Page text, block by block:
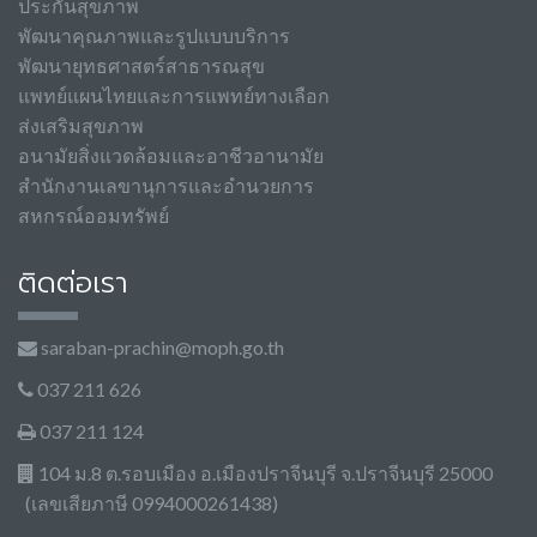
ประกันสุขภาพ
พัฒนาคุณภาพและรูปแบบบริการ
พัฒนายุทธศาสตร์สาธารณสุข
แพทย์แผนไทยและการแพทย์ทางเลือก
ส่งเสริมสุขภาพ
อนามัยสิ่งแวดล้อมและอาชีวอานามัย
สำนักงานเลขานุการและอำนวยการ
สหกรณ์ออมทรัพย์
ติดต่อเรา
saraban-prachin@moph.go.th
037 211 626
037 211 124
104 ม.8 ต.รอบเมือง อ.เมืองปราจีนบุรี จ.ปราจีนบุรี 25000
(เลขเสียภาษี 0994000261438)